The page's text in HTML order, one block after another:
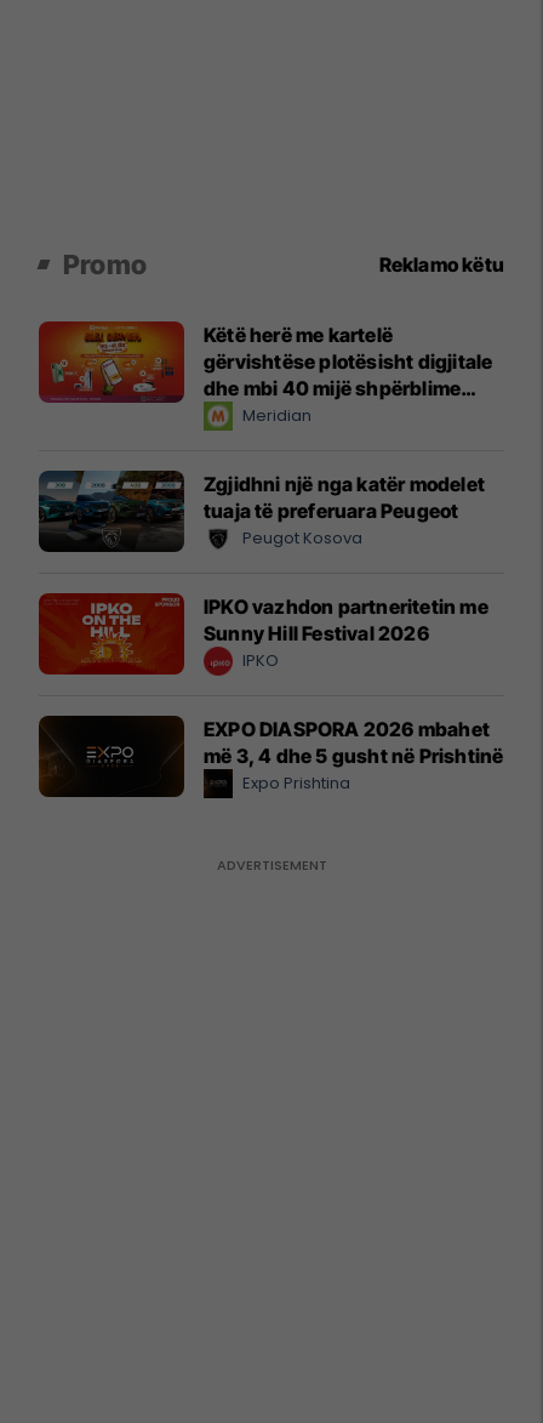
Promo Reklamo këtu
Këtë herë me kartelë
gërvishtëse plotësisht digjitale
dhe mbi 40 mijë shpërblime
instant!Meridian
Zgjidhni një nga katër modelet
tuaja të preferuara Peugeot
Peugot Kosova
IPKO vazhdon partneritetin me
Sunny Hill Festival 2026
IPKO
EXPO DIASPORA 2026 mbahet
më 3, 4 dhe 5 gusht në Prishtinë
Expo Prishtina